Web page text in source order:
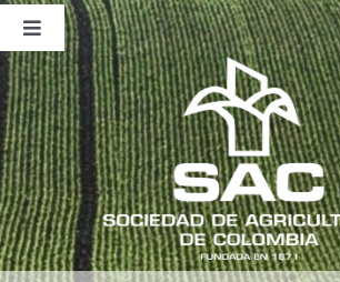
Saltar
contenido
Toggle
Navigation
Nosotros
Publicaciones
Sala de Prensa
Eventos